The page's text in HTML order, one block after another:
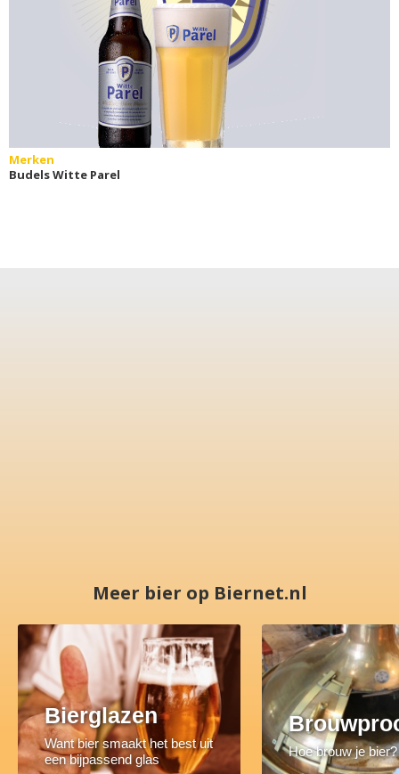
Merken
Budels Witte Parel
Meer bier op Biernet.nl
Bierglazen
Want bier smaakt het best uit
een bijpassend glas
Hoe brouw je bier?